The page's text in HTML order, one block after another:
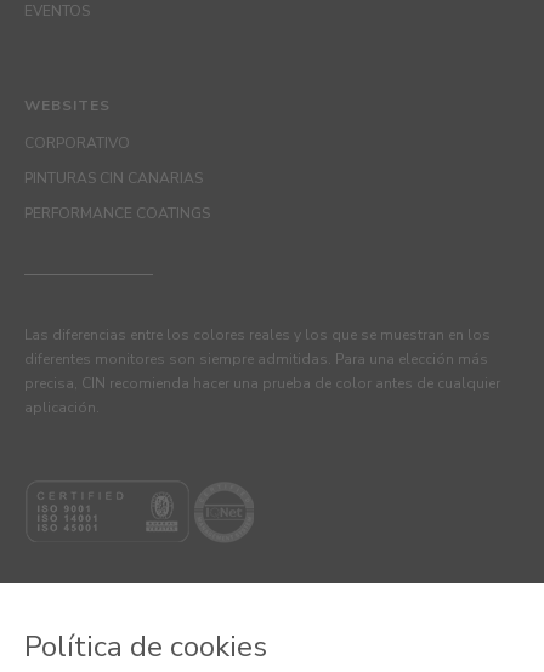
EVENTOS
WEBSITES
CORPORATIVO
PINTURAS CIN CANARIAS
PERFORMANCE COATINGS
Las diferencias entre los colores reales y los que se muestran en los
diferentes monitores son siempre admitidas. Para una elección más
precisa, CIN recomienda hacer una prueba de color antes de cualquier
aplicación.
Política de cookies